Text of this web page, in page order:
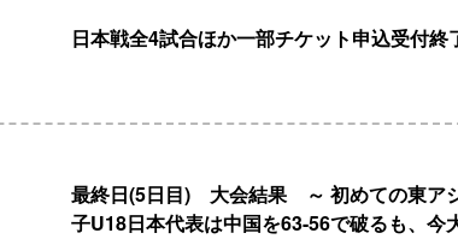
日本戦全4試合ほか一部チケット申込受付終
最終日(5日目) 大会結果 ～ 初めての東ア
子U18日本代表は中国を63-56で破るも、今